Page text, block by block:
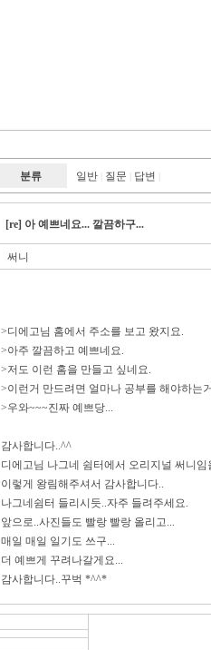
분류 일반 질문 답변
[re] 아 예쁘네요... 깔끔하구...
써니
>디에고님 홈에서 주소를 보고 왔지요.
>아주 깔끔하고 예쁘네요.
>저도 이런 홈을 만들고 싶네요.
>이런거 만드려면 얼마나 공부를 해야하는
>우와~~~진짜 예쁘당...
감사합니다..^^
디에고님 나그네 쉼터에서 오리지널 써니
이렇게 왕림해주셔서 감사합니다..
나그네쉼터 들리시듯..자주 들려주세요.
앞으로..사진들도 빨랑 빨랑 올리고...
매일 매일 일기도 쓰구...
더 예쁘게 꾸려나갈게요...
감사합니다..꾸벅 *^^*